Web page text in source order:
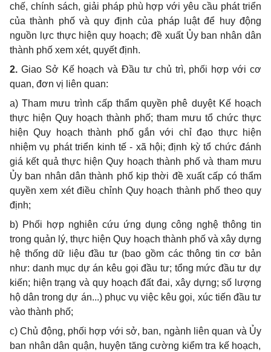
chế, chính sách, giải pháp phù hợp với yêu cầu phát triển
của thành phố và quy định của pháp luậtđể huy động
nguồn lực thực hiện quy hoạch; đề xuất Ủyban nhân dân
thành phố xem xét, quyết định.
2. Giao Sở Kếhoạch và Đầu tư chủ trì, phối hợp với cơ
quan, đơn vị liên quan:
a)Tham mưu trình cấp thẩm quyền phê duyệt Kếhoạch
thực hiện Quy hoạch thành phố; tham mưu tổ chức thực
hiện Quy hoạch thành phố gắn với chỉ đạo thực hiện
nhiệm vụ phát triển kinh tế - xã hội; định kỳ tổ chức đánh
giá kết quả thực hiện Quy hoạch thành phố và tham mưu
Ủy ban nhân dân thành phố kịp thời đề xuất cấp có thẩm
quyền xem xét điều chỉnh Quy hoạch thành phố theo quy
định;
b) Phối hợp nghiên cứu ứng dụng công nghệ thông tin
trong quản lý, thực hiện Quy hoạch thành phố và xây dựng
hệ thống dữ liệu đầu tư (bao gồm các thông tin cơ bản
như: danh mục dự án kêu gọi đầu tư; tổng mức đầu tư dự
kiến; hiện trạng và quy hoạch đất đai, xây dựng; số lượng
hộ dân trong dự án...) phục vụ việc kêu gọi, xúc tiến đầu tư
vào thành phố;
c)Chủ động, phối hợp với sở, ban, ngành liên quan và Ủy
ban nhân dân quận, huyện tăng cường kiểm tra kế hoạch,